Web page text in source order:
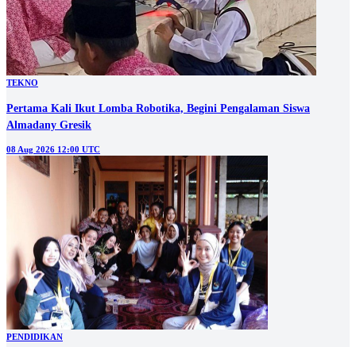
TEKNO
Pertama Kali Ikut Lomba Robotika, Begini Pengalaman Siswa
Almadany Gresik
08 Aug 2026 12:00 UTC
PENDIDIKAN